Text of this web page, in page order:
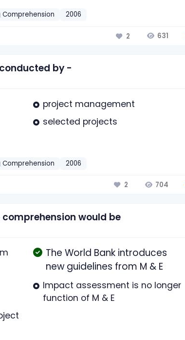
Comprehension 2006
2 631
by -
project management
selected projects
Comprehension 2006
2 704
would be
The World Bank introduces
new guidelines from M & E
Impact assessment is no longer
function of M & E